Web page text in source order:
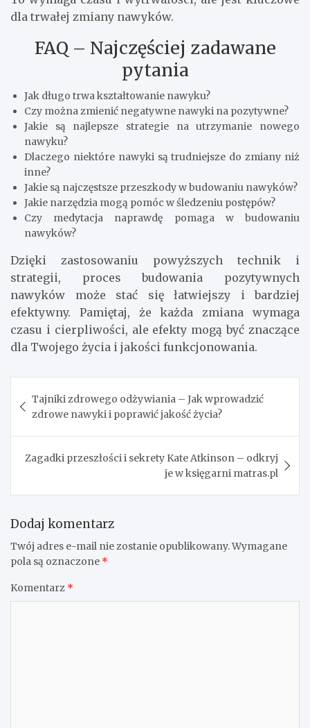
dla trwałej zmiany nawyków.
FAQ – Najczęściej zadawane
pytania
Jak długo trwa kształtowanie nawyku?
Czy można zmienić negatywne nawyki na pozytywne?
Jakie są najlepsze strategie na utrzymanie nowego
nawyku?
Dlaczego niektóre nawyki są trudniejsze do zmiany niż
inne?
Jakie są najczęstsze przeszkody w budowaniu nawyków?
Jakie narzędzia mogą pomóc w śledzeniu postępów?
Czy medytacja naprawdę pomaga w budowaniu
nawyków?
Dzięki zastosowaniu powyższych technik i
strategii, proces budowania pozytywnych
nawyków może stać się łatwiejszy i bardziej
efektywny. Pamiętaj, że każda zmiana wymaga
czasu i cierpliwości, ale efekty mogą być znaczące
dla Twojego życia i jakości funkcjonowania.
wpisu
Tajniki zdrowego odżywiania – Jak wprowadzić
zdrowe nawyki i poprawić jakość życia?
Zagadki przeszłości i sekrety Kate Atkinson – odkryj
je w księgarni matras.pl
Dodaj komentarz
Twój adres e-mail nie zostanie opublikowany.Wymagane
pola są oznaczone *
Komentarz *